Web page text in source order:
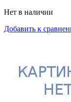
Нет в наличии
Добавить к